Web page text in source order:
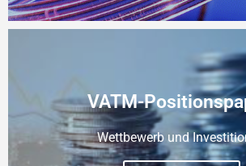
VATM-
Wettbewerb und